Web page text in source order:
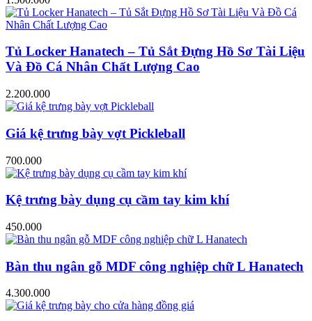
Tủ Locker Hanatech – Tủ Sắt Đựng Hồ Sơ Tài Liệu
Và Đồ Cá Nhân Chất Lượng Cao
2.200.000
Giá kệ trưng bày vợt Pickleball
700.000
Kệ trưng bày dụng cụ cầm tay kim khí
450.000
Bàn thu ngân gỗ MDF công nghiệp chữ L Hanatech
4.300.000